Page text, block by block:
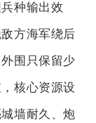
种输出效
方海军绕后
围只保留少
核心资源设
墙耐久、炮